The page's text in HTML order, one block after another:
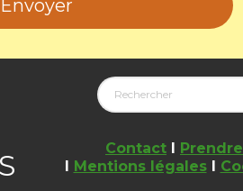
Envoyer
Contact
Mentions légalesI